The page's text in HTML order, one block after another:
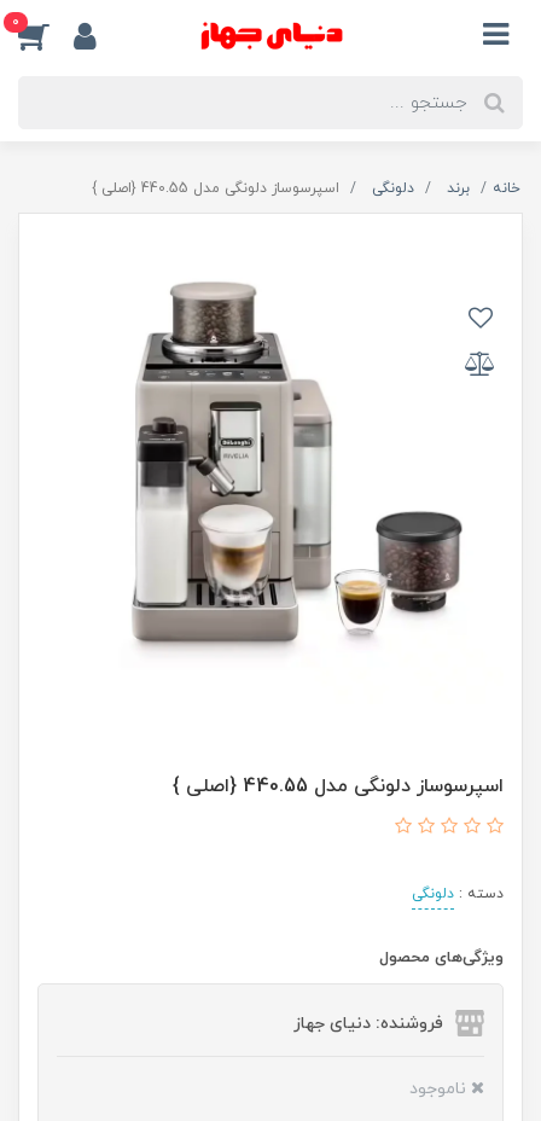
0
خانه برند دلونگی اسپرسوساز دلونگی مدل 440.55 {اصلی }
اسپرسوساز دلونگی مدل 440.55 {اصلی }
دسته : دلونگی
ویژگی‌های محصول
فروشنده: دنیای جهاز
ناموجود